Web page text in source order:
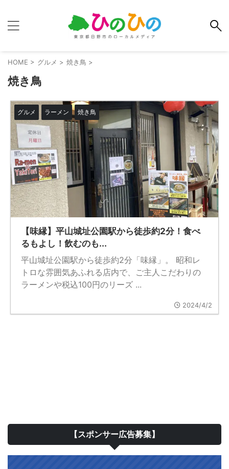
HOME > グルメ > 焼き鳥 >
焼き鳥
グルメ ラーメン 焼き鳥
【味縁】平山城址公園駅から徒歩約2分！食べ
るもよし！飲むのも...
平山城址公園駅から徒歩約2分「味縁」。 昭和レ
トロな雰囲気あふれる店内で、ご主人こだわりの
ラーメンや税込100円のリーズ ...
2024/4/2
【スポンサー広告募集】